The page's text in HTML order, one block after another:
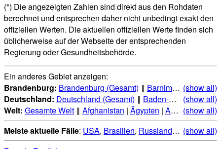
(*) Die angezeigten Zahlen sind direkt aus den Rohdaten
berechnet und entsprechen daher nicht unbedingt exakt den
offiziellen Werten. Die aktuellen offiziellen Werte finden sich
üblicherweise auf der Webseite der entsprechenden
Regierung oder Gesundheitsbehörde.
Ein anderes Gebiet anzeigen:
Brandenburg: Brandenburg (Gesamt) ‖ Barnim|
(show all)
Deutschland: Deutschland (Gesamt) ‖ Baden-Württemberg |
(show all)
Welt: Gesamte Welt ‖ Afghanistan | Ägypten | Albanien |
(show all)
Meiste aktuelle Fälle: USA, Brasilien, Russland,Indien,
(show all)